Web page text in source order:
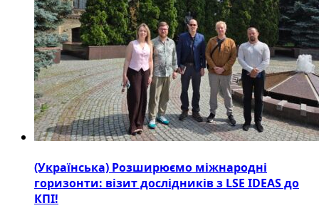
(Українська) Розширюємо міжнародні
горизонти: візит дослідників з LSE IDEAS до
КПІ!